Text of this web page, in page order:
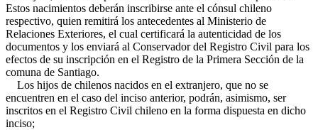
Estos nacimientos deberán inscribirse ante el cónsul chileno
respectivo, quien remitirá los antecedentes al Ministerio de
Relaciones Exteriores, el cual certificará la autenticidad de los
documentos y los enviará al Conservador del Registro Civil para los
efectos de su inscripción en el Registro de la Primera Sección de la
comuna de Santiago.
Los hijos de chilenos nacidos en el extranjero, que no se
encuentren en el caso del inciso anterior, podrán, asimismo, ser
inscritos en el Registro Civil chileno en la forma dispuesta en dicho
inciso;